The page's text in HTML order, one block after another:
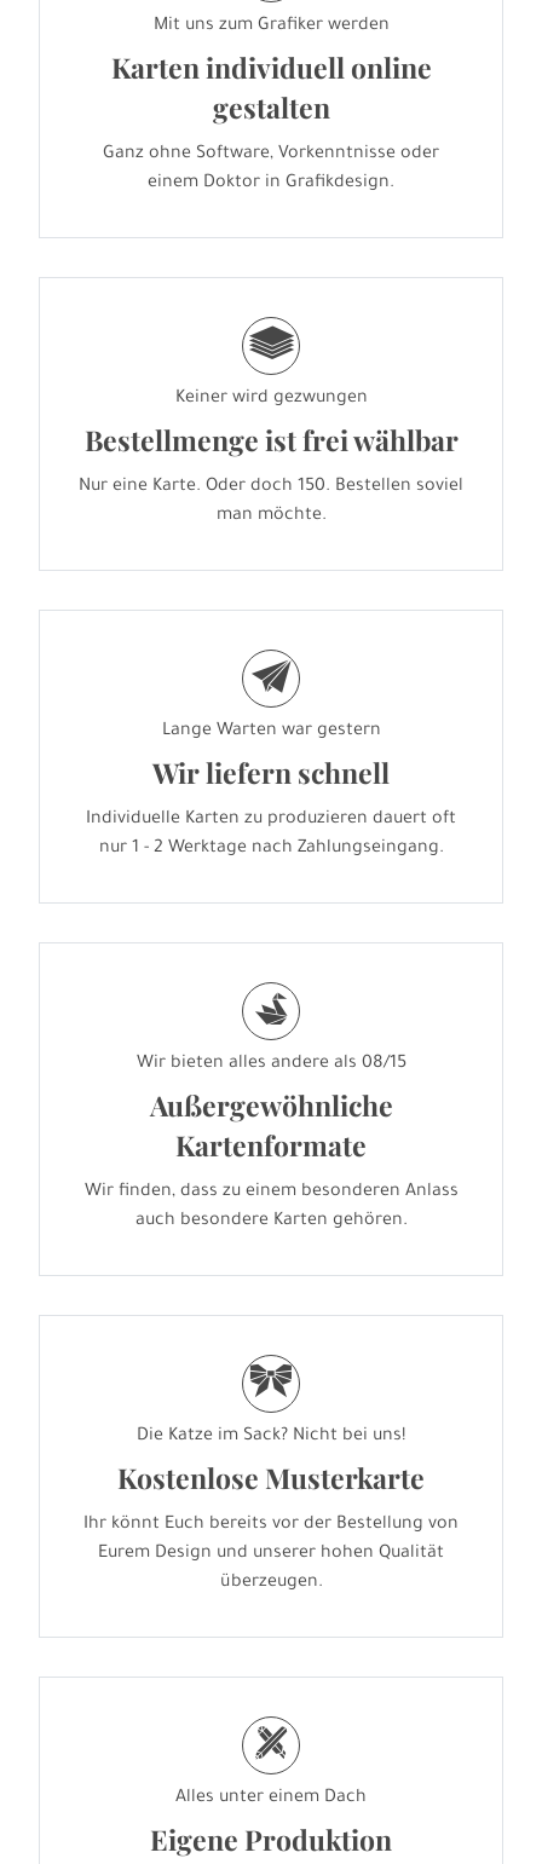
Mit uns zum Grafiker werden
Karten individuell online
gestalten
Ganz ohne Software, Vorkenntnisse oder
einem Doktor in Grafikdesign.
g
Keiner wird gezwungen
Bestellmenge ist frei wählbar
Nur eine Karte. Oder doch 150. Bestellen soviel
man möchte.
e
Lange Warten war gestern
Wir liefern schnell
Individuelle Karten zu produzieren dauert oft
nur 1 - 2 Werktage nach Zahlungseingang.
s
Wir bieten alles andere als 08/15
Außergewöhnliche
Kartenformate
Wir finden, dass zu einem besonderen Anlass
auch besondere Karten gehören.
r
Die Katze im Sack? Nicht bei uns!
Kostenlose Musterkarte
Ihr könnt Euch bereits vor der Bestellung von
Eurem Design und unserer hohen Qualität
überzeugen.
h
Alles unter einem Dach
Eigene Produktion